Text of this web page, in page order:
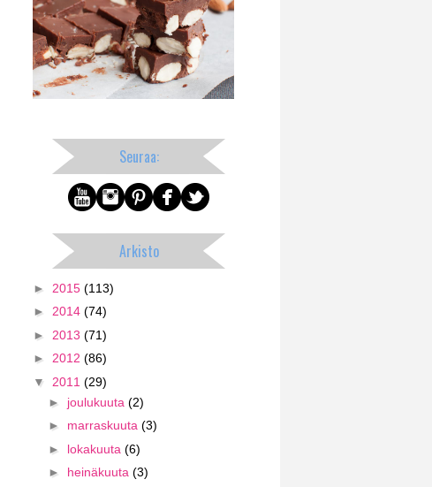
Seuraa:
Arkisto
► 2015 (113)
► 2014 (74)
► 2013 (71)
► 2012 (86)
▼ 2011 (29)
► joulukuuta (2)
► marraskuuta (3)
► lokakuuta (6)
► heinäkuuta (3)